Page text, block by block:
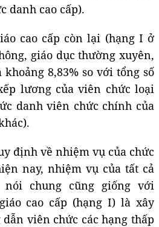
danh cao cấp).
cao cấp còn lại (hạng I ở
giáo dục thường xuyên,
8,83% so với tổng số
lương của viên chức loại
danh viên chức chính của
định về nhiệm vụ của chức
nay, nhiệm vụ của tất cả
chung cũng giống với
cao cấp (hạng I) là xây
viên chức các hạng thấp